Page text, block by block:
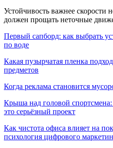
Устойчивость важнее скорости
должен прощать неточные
Первый сапборд: как выбрать
по воде
Какая пузырчатая пленка
предметов
Когда реклама становится
Крыша над головой
это серьёзный проект
Как чистота офиса влияет на
психология цифрового